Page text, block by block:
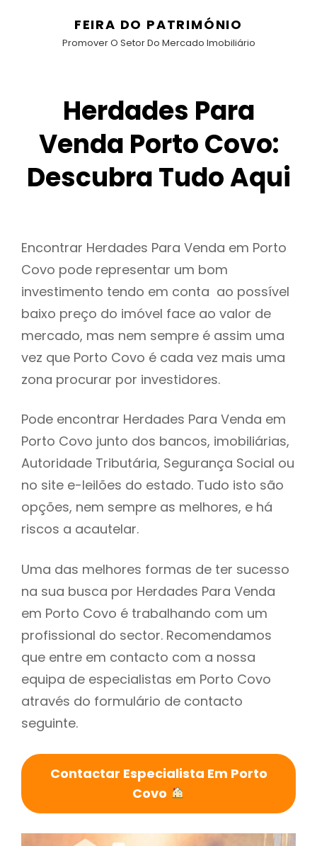
FEIRA DO PATRIMÓNIO
Promover O Setor Do Mercado Imobiliário
Herdades Para
Venda Porto Covo:
Descubra Tudo Aqui
Encontrar Herdades Para Venda em Porto
Covo pode representar um bom
investimento tendo em conta ao possível
baixo preço do imóvel face ao valor de
mercado, mas nem sempre é assim uma
vez que Porto Covo é cada vez mais uma
zona procurar por investidores.
Pode encontrar Herdades Para Venda em
Porto Covo junto dos bancos, imobiliárias,
Autoridade Tributária, Segurança Social ou
no site e-leilões do estado. Tudo isto são
opções, nem sempre as melhores, e há
riscos a acautelar.
Uma das melhores formas de ter sucesso
na sua busca por Herdades Para Venda
em Porto Covo é trabalhando com um
profissional do sector. Recomendamos
que entre em contacto com a nossa
equipa de especialistas em Porto Covo
através do formulário de contacto
seguinte.
Contactar Especialista Em Porto
Covo